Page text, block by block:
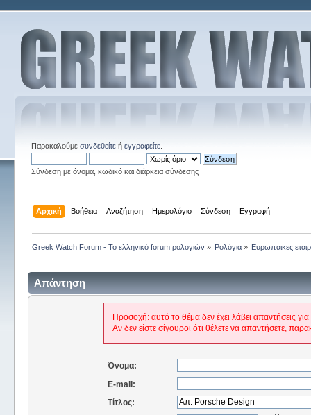
Παρακαλούμε συνδεθείτεή εγγραφείτε.
Σύνδεση με όνομα, κωδικό και διάρκεια σύνδεσης
Αρχική Βοήθεια Αναζήτηση Ημερολόγιο Σύνδεση Εγγραφή
Greek Watch Forum - Το ελληνικό forum ρολογιών » Ρολόγια » Ευρωπαικες
Απάντηση
Προσοχή: αυτό το θέμα δεν έχει λάβει απαντήσεις
Αν δεν είστε σίγουροι ότι θέλετε να απαντήσετε,
Όνομα:
E-mail:
Τίτλος: